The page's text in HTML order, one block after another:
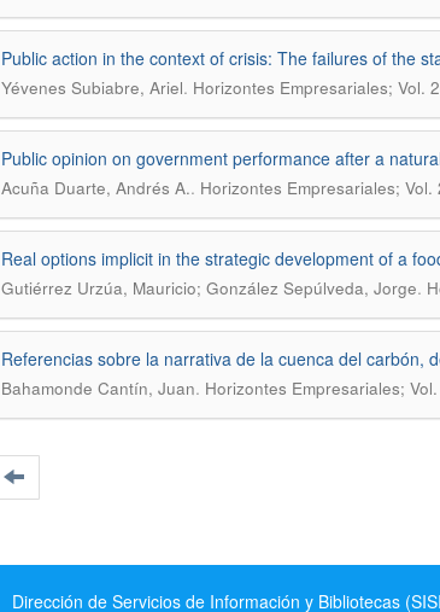
Public action in the context of crisis: The failures of the
Yévenes Subiabre, Ariel. Horizontes Empresariales; Vol.
Public opinion on government performance after a
Acuña Duarte, Andrés A.. Horizontes Empresariales;
Real options implicit in the strategic development of a
Gutiérrez Urzúa, Mauricio; González Sepúlveda, Jorge.
Referencias sobre la narrativa de la cuenca del carbón,
Bahamonde Cantín, Juan. Horizontes Empresariales;
Dirección de Servicios de Información y Bibliotecas